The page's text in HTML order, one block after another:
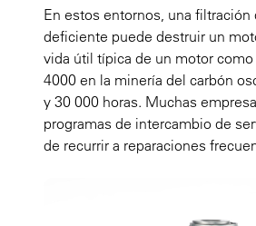
En estos entornos, una filtración
deficiente puede destruir un
vida útil típica de un motor
4000 en la minería del carbón
y 30 000 horas. Muchas
programas de intercambio de
de recurrir a reparaciones